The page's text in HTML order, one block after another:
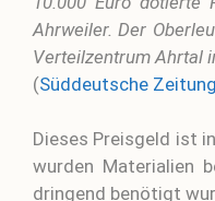
Ahrweiler. Der
Verteilzentrum Ahrtal
(Süddeutsche Zeitung
Dieses Preisgeld ist
wurden Materialien
dringend benötigt